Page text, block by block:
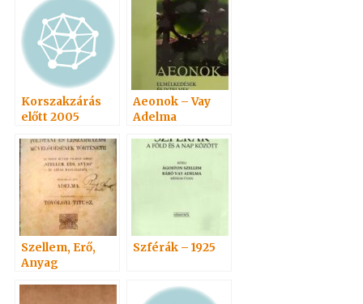
Forscher in
Pest-Buda)
Korszakzárás
előtt 2005
Aeonok – Vay
Adelma
Szellem, Erő,
Anyag
Szférák – 1925